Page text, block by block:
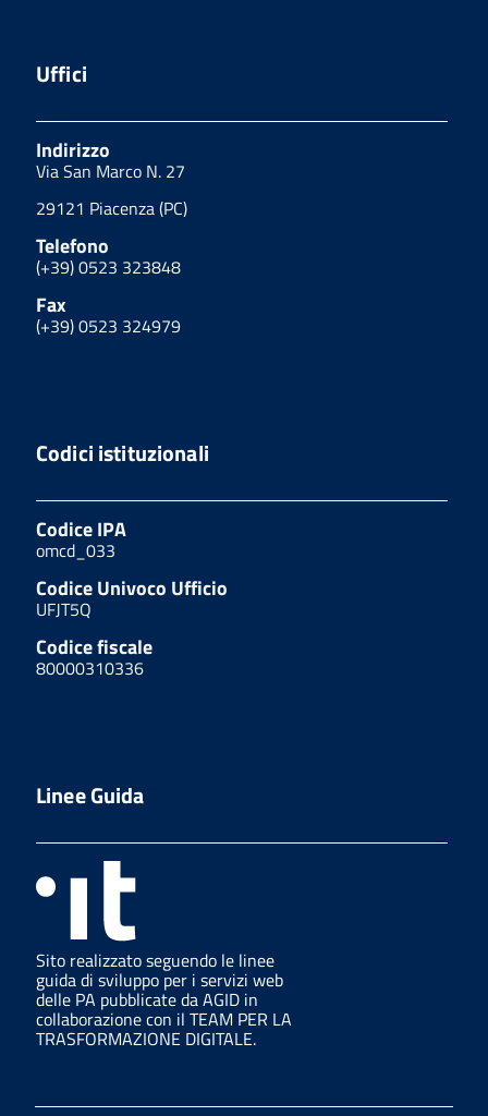
Uffici
Indirizzo
Via San Marco N. 27
29121 Piacenza (PC)
Telefono
(+39) 0523 323848
Fax
(+39) 0523 324979
Codici istituzionali
Codice IPA
omcd_033
Codice Univoco Ufficio
UFJT5Q
Codice fiscale
80000310336
Linee Guida
Sito realizzato seguendo le linee
guida di sviluppo per i servizi web
delle PA pubblicate da AGID in
collaborazione con il TEAM PER LA
TRASFORMAZIONE DIGITALE.